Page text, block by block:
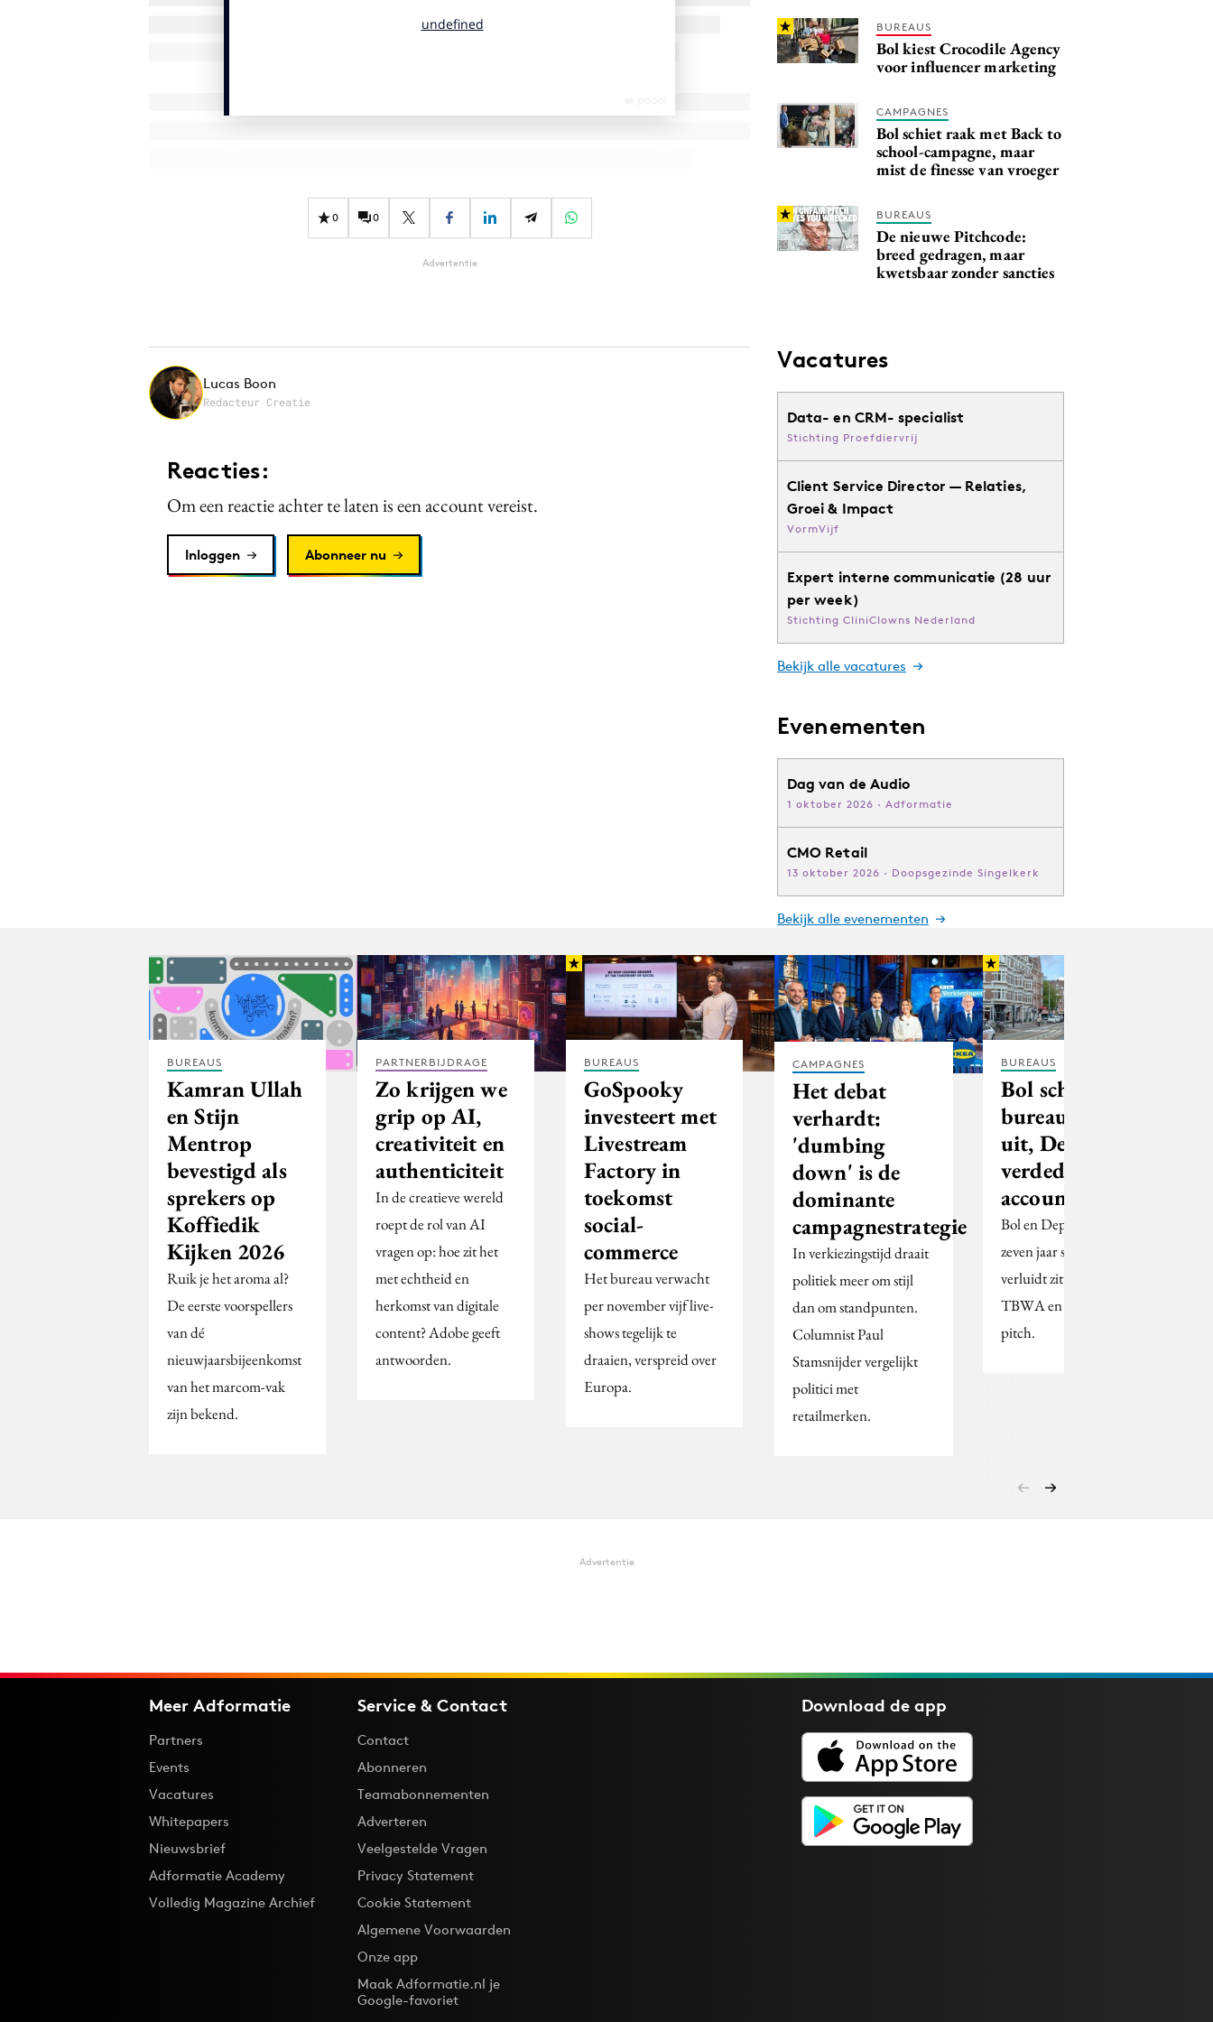
0 0
Advertentie
Lucas Boon
Redacteur Creatie
Reacties:
Om een reactie achter te laten is een account vereist.
Inloggen Abonneer nu
BUREAUS
Bol kiest Crocodile Agency
voor influencer marketing
CAMPAGNES
Bol schiet raak met Back to
school-campagne, maar
mist de finesse van vroeger
BUREAUS
De nieuwe Pitchcode:
breed gedragen, maar
kwetsbaar zonder sancties
Vacatures
Data- en CRM- specialist
Stichting Proefdiervrij
Client Service Director — Relaties,
Groei & Impact
VormVijf
Expert interne communicatie (28 uur
per week)
Stichting CliniClowns Nederland
Bekijk alle vacatures
Evenementen
Dag van de Audio
1 oktober 2026 · Adformatie
CMO Retail
13 oktober 2026 · Doopsgezinde Singelkerk
Bekijk alle evenementen
BUREAUS
Kamran Ullah
en Stijn
Mentrop
bevestigd als
sprekers op
Koffiedik
Kijken 2026
Ruik je het aroma al?
De eerste voorspellers
van dé
nieuwjaarsbijeenkomst
van het marcom-vak
zijn bekend.
PARTNERBIJDRAGE
Zo krijgen we
grip op AI,
creativiteit en
authenticiteit
In de creatieve wereld
roept de rol van AI
vragen op: hoe zit het
met echtheid en
herkomst van digitale
content? Adobe geeft
antwoorden.
BUREAUS
GoSpooky
investeert met
Livestream
Factory in
toekomst
social-
commerce
Het bureau verwacht
per november vijf live-
shows tegelijk te
draaien, verspreid over
Europa.
CAMPAGNES
Het debat
verhardt:
'dumbing
down' is de
dominante
campagnestrategie
In verkiezingstijd draait
politiek meer om stijl
dan om standpunten.
Columnist Paul
Stamsnijder vergelijkt
politici met
retailmerken.
BUREAUS
Bol schrijft
bureaupitch
uit, Dept
verdedigt
account
Bol en Dept werken al
zeven jaar samen. Naar
verluidt zitten ook
TBWA en Ace in de
pitch.
Advertentie
Meer Adformatie
Partners
Events
Vacatures
Whitepapers
Nieuwsbrief
Adformatie Academy
Volledig Magazine Archief
Service & Contact
Contact
Abonneren
Teamabonnementen
Adverteren
Veelgestelde Vragen
Privacy Statement
Cookie Statement
Algemene Voorwaarden
Onze app
Maak Adformatie.nl je
Google-favoriet
Download deapp